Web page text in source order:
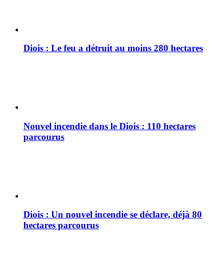
Diois : Le feu a détruit au moins 280 hectares
Nouvel incendie dans le Diois : 110 hectares
parcourus
Diois : Un nouvel incendie se déclare, déjà 80
hectares parcourus